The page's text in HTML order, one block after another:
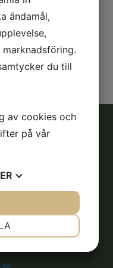
givetvis som
ändamål,
du till
av cookies och
på vår
STATISTIK